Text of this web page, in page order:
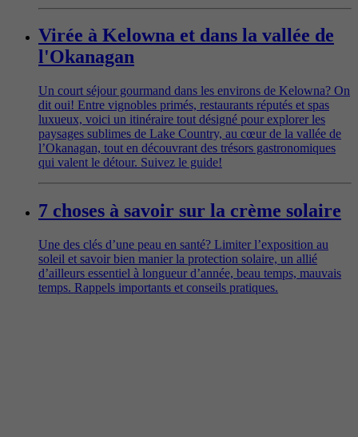
Virée à Kelowna et dans la vallée de
l'Okanagan
Un court séjour gourmand dans les environs de Kelowna? On
dit oui! Entre vignobles primés, restaurants réputés et spas
luxueux, voici un itinéraire tout désigné pour explorer les
paysages sublimes de Lake Country, au cœur de la vallée de
l’Okanagan, tout en découvrant des trésors gastronomiques
qui valent le détour. Suivez le guide!
7 choses à savoir sur la crème solaire
Une des clés d’une peau en santé? Limiter l’exposition au
soleil et savoir bien manier la protection solaire, un allié
d’ailleurs essentiel à longueur d’année, beau temps, mauvais
temps. Rappels importants et conseils pratiques.